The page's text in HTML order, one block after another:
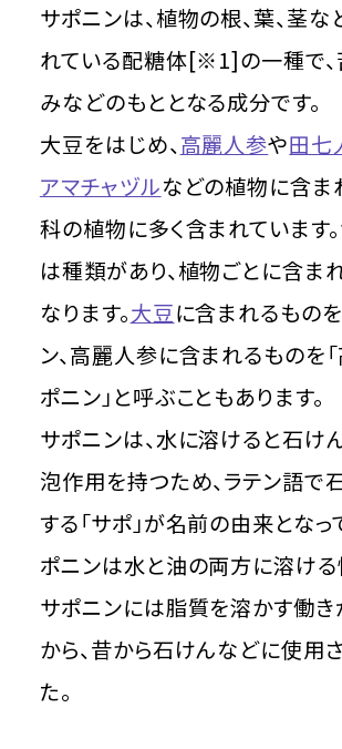
サポニンは、植物の根、葉、茎な
れている配糖体[※1]の一種で
みなどのもととなる成分です。
大豆をはじめ、高麗人参や田七
アマチャヅルなどの植物に含ま
科の植物に多く含まれています
は種類があり、植物ごとに含ま
なります。大豆に含まれるもの
ン、高麗人参に含まれるものを
ポニン」と呼ぶこともあります。
サポニンは、水に溶けると石け
泡作用を持つため、ラテン語で
する「サポ」が名前の由来となっ
ポニンは水と油の両方に溶ける
サポニンには脂質を溶かす働き
から、昔から石けんなどに使用
た。